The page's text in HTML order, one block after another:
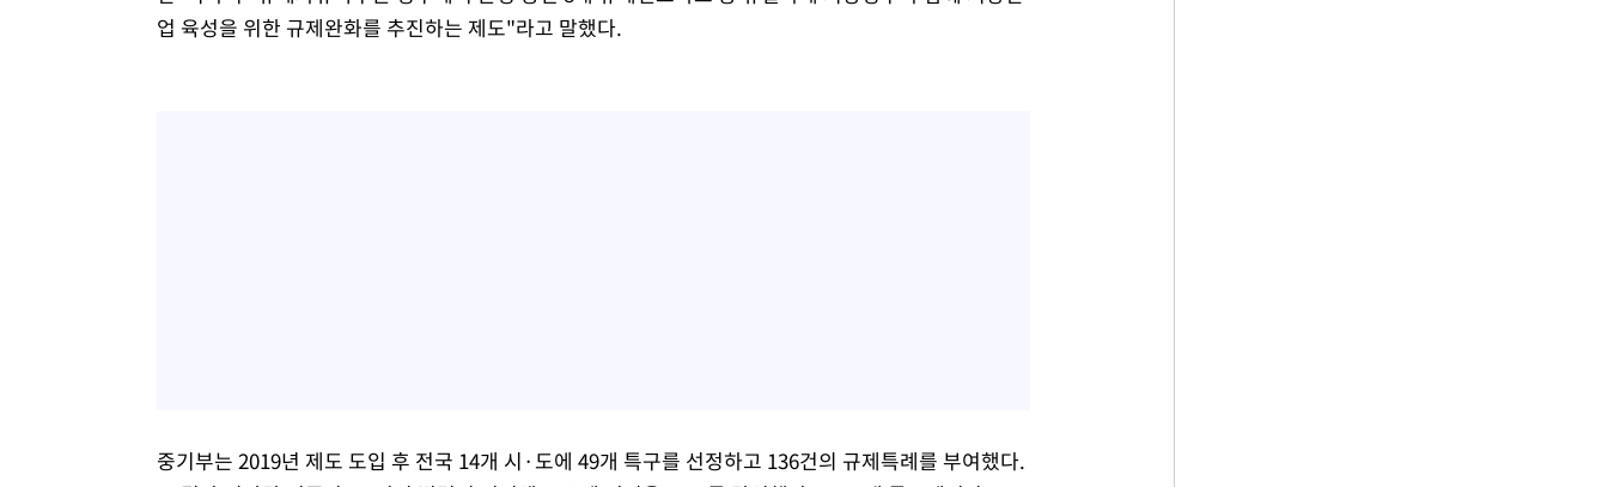
업 육성을 위한 규제완화를 추진하는 제도"라고 말했다.
중기부는 2019년 제도 도입 후 전국 14개 시·도에 49개 특구를 선정하고 136건의 규제특례를 부여했다.